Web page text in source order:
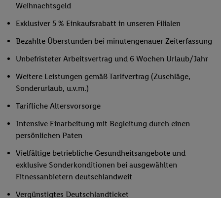
Weihnachtsgeld
Exklusiver 5 % Einkaufsrabatt in unseren Filialen
Bezahlte Überstunden bei minutengenauer Zeiterfassung
Unbefristeter Arbeitsvertrag und 6 Wochen Urlaub/Jahr
Weitere Leistungen gemäß Tarifvertrag (Zuschläge,
Sonderurlaub, u.v.m.)
Tarifliche Altersvorsorge
Intensive Einarbeitung mit Begleitung durch einen
persönlichen Paten
Vielfältige betriebliche Gesundheitsangebote und
exklusive Sonderkonditionen bei ausgewählten
Fitnessanbietern deutschlandweit
Vergünstigtes Deutschlandticket